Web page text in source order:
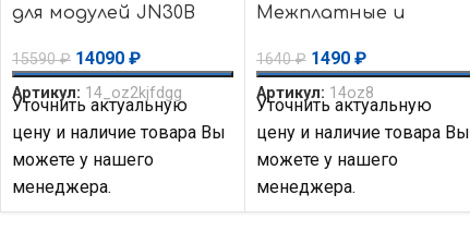
для модулей JN30B
15590₽ 14090 ₽
Артикул: 14_oz2kjfdgg
Уточнить актуальную
цену и наличие товара Вы
можете у нашего
менеджера.
Межплатные и
соединители Molex
1640₽ 1490 ₽
Артикул: 14oz8
Уточнить актуальную
цену и наличие товара Вы
можете у нашего
менеджера.